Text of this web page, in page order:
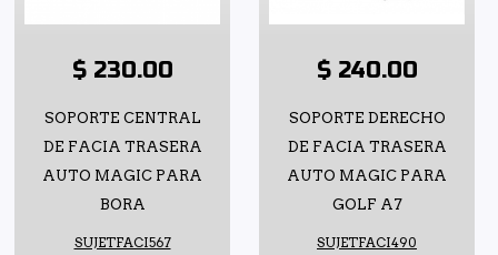
$ 230.00
SOPORTE CENTRAL
DE FACIA TRASERA
AUTO MAGIC PARA
BORA
SUJETFACI567
$ 240.00
SOPORTE DERECHO
DE FACIA TRASERA
AUTO MAGIC PARA
GOLF A7
SUJETFACI490